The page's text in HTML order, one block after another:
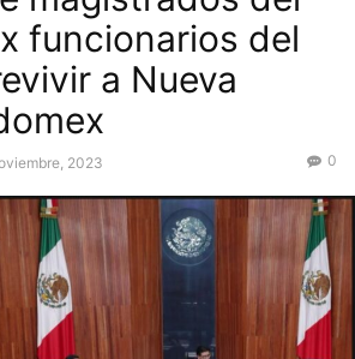
funcionarios del
a Nueva
2023 0